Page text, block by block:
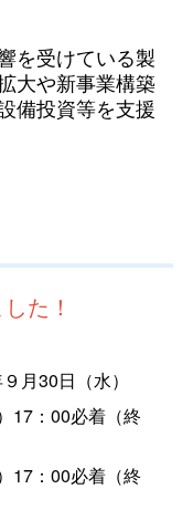
を受けている製
大や新事業構築
備投資等を支援
た！
月30日（水）
17：00必着（終
17：00必着（終